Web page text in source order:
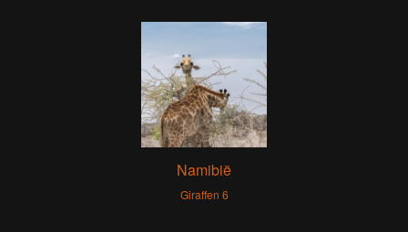
Namibië
Giraffen 6